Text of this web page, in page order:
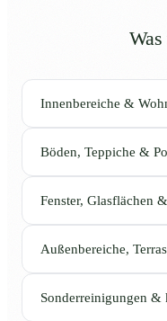
Innenbereiche &
Böden, Teppiche &
Fenster, Glasflächen
Außenbereiche,
Sonderreinigungen &